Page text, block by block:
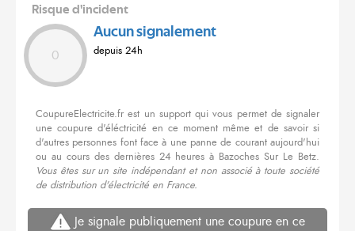
Risque d'incident
0
Aucun signalement
depuis 24h
CoupureElectricite.fr est un support qui vous permet de signaler
une coupure d'éléctricité en ce moment même et de savoir si
d'autres personnes font face à une panne de courant aujourd'hui
ou au cours des dernières 24 heures à Bazoches Sur Le Betz.
Vous êtes sur un site indépendant et non associé à toute société
de distribution d'électricité en France.
Je signale publiquement une coupure en ce